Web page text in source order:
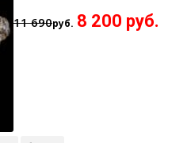
11 690руб. 8 200 руб.